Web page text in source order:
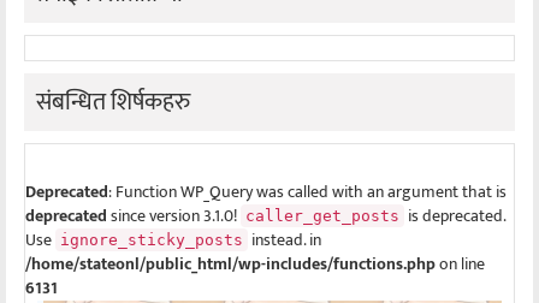
संबन्धित शिर्षकहरु
Deprecated: Function WP_Query was called with an argument that is
deprecatedsince version 3.1.0! caller_get_posts is deprecated.
Use ignore_sticky_posts instead. in
/home/stateonl/public_html/wp-includes/functions.phpon line
6131